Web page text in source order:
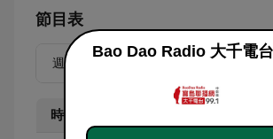
節目表
週一 週四 週五
時間